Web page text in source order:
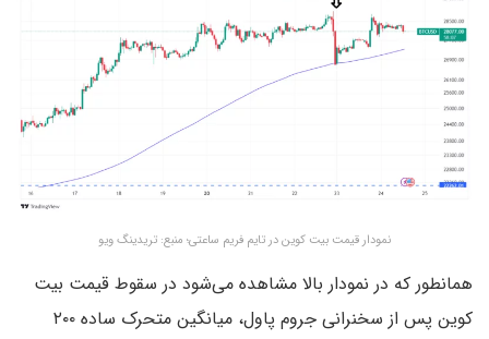
نمودار قیمت بیت کوین در تایم فریم ساعتی؛ منبع: تریدینگ ویو
همانطور که در نمودار بالا مشاهده می‌شود در سقوط قیمت بیت
کوین پس از سخنرانی جروم پاول، میانگین متحرک ساده ۲۰۰